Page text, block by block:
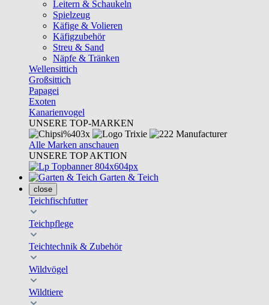
Leitern & Schaukeln
Spielzeug
Käfige & Volieren
Käfigzubehör
Streu & Sand
Näpfe & Tränken
Wellensittich
Großsittich
Papagei
Exoten
Kanarienvogel
UNSERE TOP-MARKEN
Alle Marken anschauen
UNSERE TOP AKTION
Garten & Teich
close
Teichfischfutter
Teichpflege
Teichtechnik & Zubehör
Wildvögel
Wildtiere